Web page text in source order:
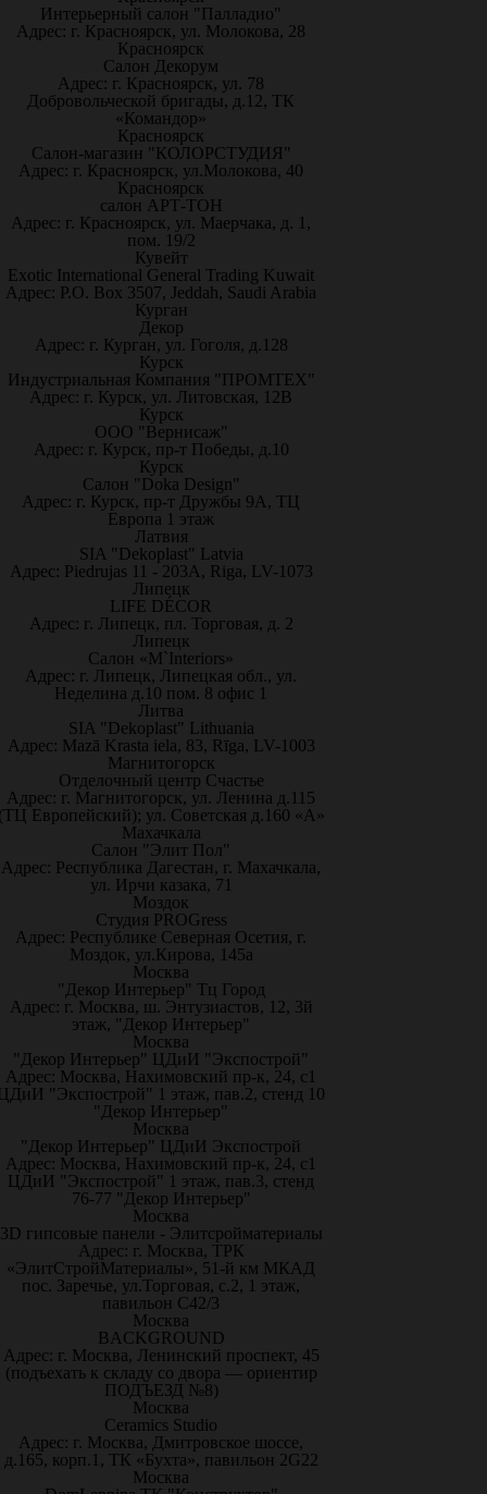
Интерьерный салон "Палладио"
Адрес: г. Красноярск, ул. Молокова, 28
Красноярск
Салон Декорум
Адрес: г. Красноярск, ул. 78
Добровольческой бригады, д.12, ТК
«Командор»
Красноярск
Салон-магазин "КОЛОРСТУДИЯ"
Адрес: г. Красноярск, ул.Молокова, 40
Красноярск
салон АРТ-ТОН
Адрес: г. Красноярск, ул. Маерчака, д. 1,
пом. 19/2
Кувейт
Exotic International General Trading Kuwait
Адрес: P.O. Box 3507, Jeddah, Saudi Arabia
Курган
Декор
Адрес: г. Курган, ул. Гоголя, д.128
Курск
Индустриальная Компания "ПРОМТЕХ"
Адрес: г. Курск, ул. Литовская, 12В
Курск
ООО "Вернисаж"
Адрес: г. Курск, пр-т Победы, д.10
Курск
Салон "Doka Design"
Адрес: г. Курск, пр-т Дружбы 9А, ТЦ
Европа 1 этаж
Латвия
SIA "Dekoplast" Latvia
Адрес: Piedrujas 11 - 203A, Riga, LV-1073
Липецк
LIFE DÉCOR
Адрес: г. Липецк, пл. Торговая, д. 2
Липецк
Салон «M`Interiors»
Адрес: г. Липецк, Липецкая обл., ул.
Неделина д.10 пом. 8 офис 1
Литва
SIA "Dekoplast" Lithuania
Адрес: Mazā Krasta iela, 83, Rīga, LV-1003
Магнитогорск
Отделочный центр Счастье
Адрес: г. Магнитогорск, ул. Ленина д.115
Европейский); ул. Советская д.160 «А»
Махачкала
Салон "Элит Пол"
Адрес: Республика Дагестан, г. Махачкала,
ул. Ирчи казака, 71
Моздок
Студия PROGress
Адрес: Республике Северная Осетия, г.
Моздок, ул.Кирова, 145а
Москва
"Декор Интерьер" Тц Город
Адрес: г. Москва, ш. Энтузиастов, 12, 3й
этаж, "Декор Интерьер"
Москва
"Декор Интерьер" ЦДиИ "Экспострой"
Адрес: Москва, Нахимовский пр-к, 24, с1
"Экспострой" 1 этаж, пав.2, стенд 10
"Декор Интерьер"
Москва
"Декор Интерьер" ЦДиИ Экспострой
Адрес: Москва, Нахимовский пр-к, 24, с1
ЦДиИ "Экспострой" 1 этаж, пав.3, стенд
76-77 "Декор Интерьер"
Москва
3D гипсовые панели - Элитсройматериалы
Адрес: г. Москва, ТРК
«ЭлитСтройМатериалы», 51-й км МКАД
пос. Заречье, ул.Торговая, с.2, 1 этаж,
павильон С42/3
Москва
BACKGROUND
Адрес: г. Москва, Ленинский проспект, 45
(подъехать к складу со двора — ориентир
ПОДЪЕЗД №8)
Москва
Ceramics Studio
Адрес: г. Москва, Дмитровское шоссе,
д.165, корп.1, ТК «Бухта», павильон 2G22
Москва